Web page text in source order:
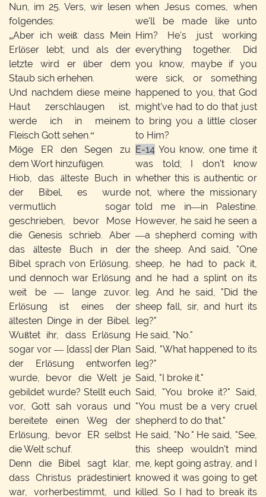
Nun, im 25. Vers, wir lesen
folgendes:
„Aber ich weiß: dass Mein
Erlöser lebt; und als der
letzte wird er über dem
Staub sich erhehen.
Und nachdem diese meine
Haut zerschlaugen ist,
werde ich in meinem
Fleisch Gott sehen.“
Möge ER den Segen zu
dem Wort hinzufügen.
Hiob, das älteste Buch in
der Bibel, es wurde
vermutlich sogar
geschrieben, bevor Mose
die Genesis schrieb. Aber
das älteste Buch in der
Bibel sprach von Erlösung,
und dennoch war Erlösung
weit be — lange zuvor.
Erlösung ist eines der
ältesten Dinge in der Bibel.
Wußtet ihr, dass Erlösung
sogar vor — [dass] der Plan
der Erlösung entworfen
wurde, bevor die Welt je
gebildet wurde? Stellt euch
vor, Gott sah voraus und
bereitete einen Weg der
Erlösung, bevor ER selbst
die Welt schuf.
Denn die Bibel sagt klar,
dass Christus prädestiniert
war, vorherbestimmt, und
when Jesus comes, when
we'll be made like unto
Him? He's just working
everything together. Did
you know, maybe if you
were sick, or something
happened to you, that God
might've had to do that just
to bring you a little closer
to Him?
E-14 You know, one time it
was told; I don't know
whether this is authentic or
not, where the missionary
told me in—in Palestine.
However, he said he seen a
—a shepherd coming with
the sheep. And said, "One
sheep, he had to pack it,
and he had a splint on its
leg. And he said, "Did the
sheep fall, sir, and hurt its
leg?"
He said, "No."
Said, "What happened to its
leg?"
Said, "I broke it."
Said, "You broke it?" Said,
"You must be a very cruel
shepherd to do that."
He said, "No." He said, "See,
this sheep wouldn't mind
me, kept going astray, and I
knowed it was going to get
killed. So I had to break its